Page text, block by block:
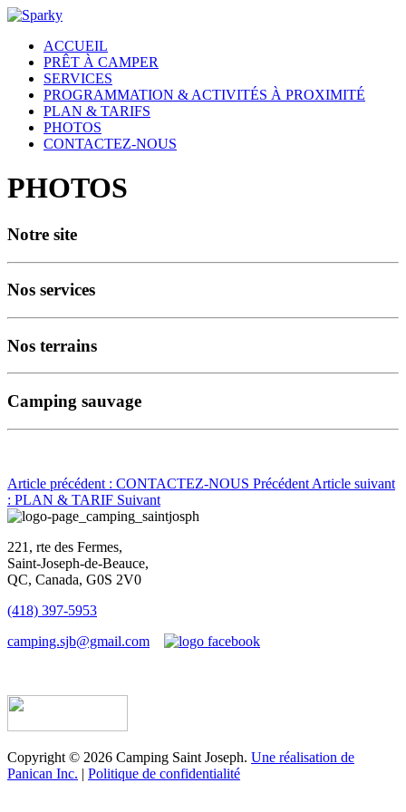
ACCUEIL
PRÊT À CAMPER
SERVICES
PROGRAMMATION & ACTIVITÉS À PROXIMITÉ
PLAN & TARIFS
PHOTOS
CONTACTEZ-NOUS
PHOTOS
Notre site
Nos services
Nos terrains
Camping sauvage
Article précédent : CONTACTEZ-NOUS Précédent Article suivant
: PLAN & TARIF Suivant
221, rte des Fermes,
Saint-Joseph-de-Beauce,
QC, Canada, G0S 2V0
(418) 397-5953
camping.sjb@gmail.com
Copyright © 2026 Camping Saint Joseph. Une réalisation de
Panican Inc. | Politique de confidentialité